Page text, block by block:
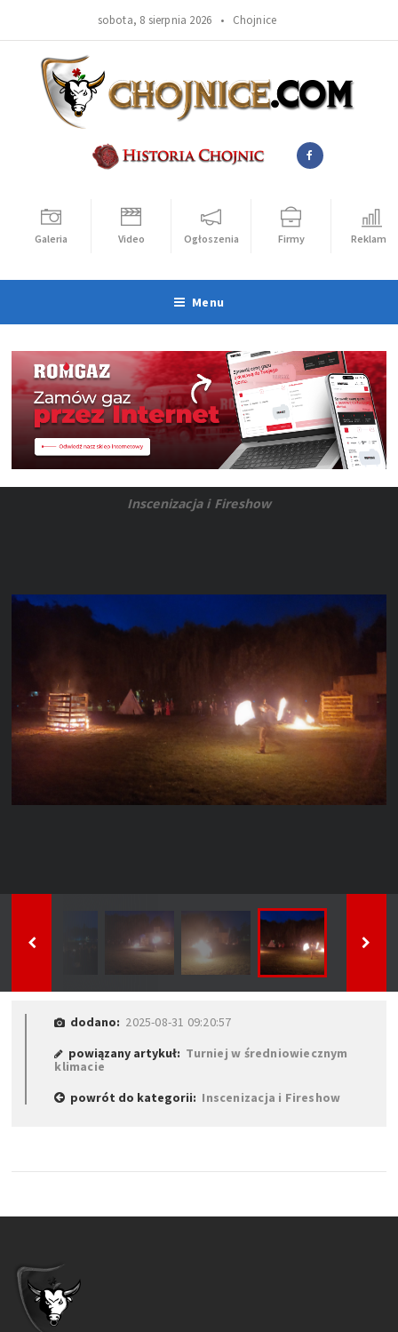
sobota, 8 sierpnia 2026 • Chojnice
Galeria Video Ogłoszenia Firmy Reklama
Menu
Inscenizacja i Fireshow
dodano: 2025-08-31 09:20:57
powiązany artykuł: Turniej w średniowiecznym
klimacie
powrót do kategorii: Inscenizacja i Fireshow